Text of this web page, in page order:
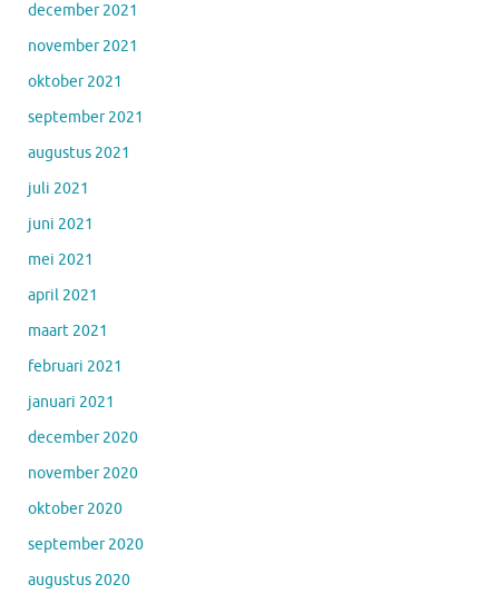
december 2021
november 2021
oktober 2021
september 2021
augustus 2021
juli 2021
juni 2021
mei 2021
april 2021
maart 2021
februari 2021
januari 2021
december 2020
november 2020
oktober 2020
september 2020
augustus 2020